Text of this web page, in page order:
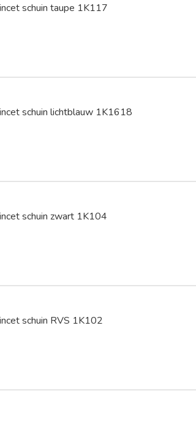
schuin taupe 1K117
schuin lichtblauw 1K1618
schuin zwart 1K104
schuin RVS 1K102